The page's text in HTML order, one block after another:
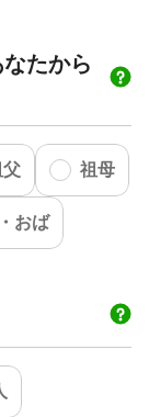
たから
父 祖母
おば